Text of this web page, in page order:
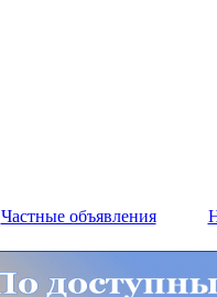
Частные объявления